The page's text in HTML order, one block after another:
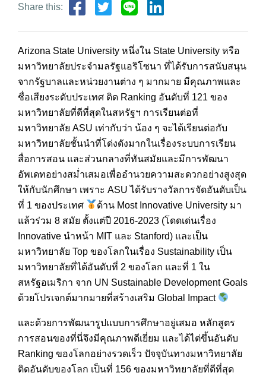
Share this:
Arizona State University หนึ่งใน State University หรือ
มหาวิทยาลัยประจำมลรัฐแอริโซนา ที่ได้รับการสนับสนุน
จากรัฐบาลและหน่วยงานต่าง ๆ มากมาย มีคุณภาพและ
ชื่อเสียงระดับประเทศ ติด Ranking อันดับที่ 121 ของ
มหาวิทยาลัยที่ดีที่สุดในสหรัฐฯ การเรียนต่อที่
มหาวิทยาลัย ASU เท่ากับว่า น้อง ๆ จะได้เรียนต่อกับ
มหาวิทยาลัยชั้นนำที่โด่งดังมากในเรื่องระบบการเรียน
สื่อการสอน และส่วนกลางที่ทันสมัยและมีการพัฒนา
อัพเดทอย่างสม่ำเสมอเพื่ออำนวยความสะดวกอย่างสูงสุด
ให้กับนักศึกษา เพราะ ASU ได้รับรางวัลการจัดอันดับเป็น
ที่ 1 ของประเทศ
ด้าน Most Innovative University มา
แล้วร่วม 8 สมัย ตั้งแต่ปี 2016-2023 (โดดเด่นเรื่อง
Innovative นำหน้า MIT และ Stanford) และเป็น
มหาวิทยาลัย Top ของโลกในเรื่อง Sustainability เป็น
มหาวิทยาลัยที่ได้อันดับที่ 2 ของโลก และที่ 1 ใน
สหรัฐอเมริกา จาก UN Sustainable Development Goals
ด้วยโปรเจกต์มากมายที่สร้างเสริม Global Impact
และด้วยการพัฒนารูปแบบการศึกษาอยู่เสมอ หลักสูตร
การสอนของที่นี่จึงมีคุณภาพดีเยี่ยม และได้ไต่ขึ้นอันดับ
Ranking ของโลกอย่างรวดเร็ว ปัจจุบันทางมหาวิทยาลัย
ติดอันดับของโลก เป็นที่ 156 ของมหาวิทยาลัยที่ดีที่สุด